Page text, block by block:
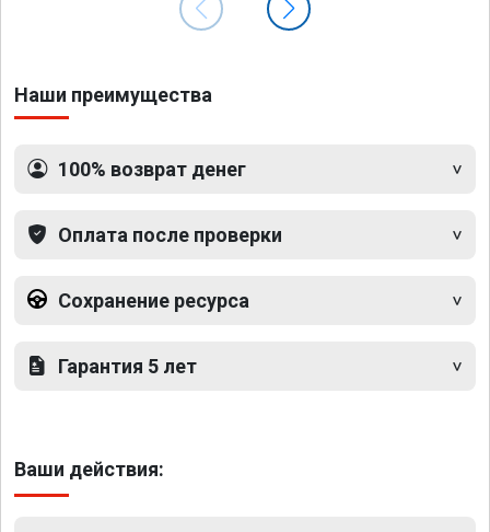
Наши преимущества
100% возврат денег
Оплата после проверки
Сохранение ресурса
Гарантия 5 лет
Ваши действия: